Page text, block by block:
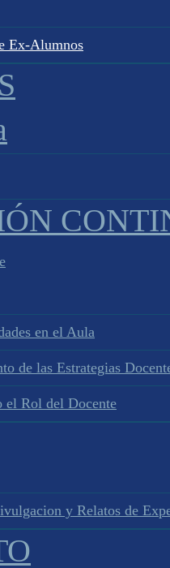
Ex-Alumnos
en el Aula
de las Estrategias
el Rol del Docente
y Relatos de